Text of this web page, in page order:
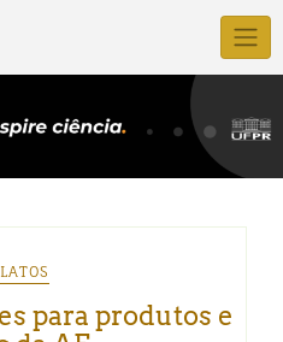
para produtos e